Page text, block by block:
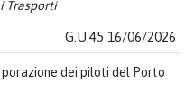
Trasporti
G.U.45 16/06/2026
dei piloti del Porto